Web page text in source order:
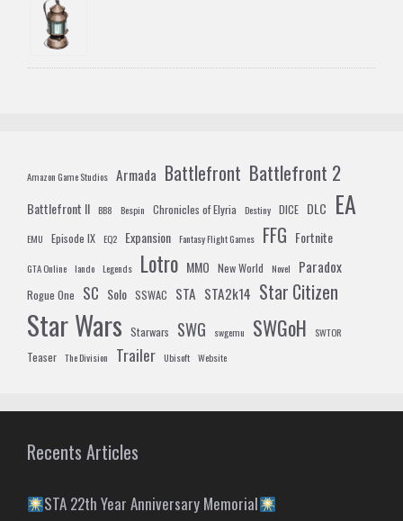
Amazon Game Studios Armada Battlefront Battlefront 2
Battlefront II BB8 Bespin Chronicles of Elyria Destiny DICE DLC EA
EMU Episode IX EQ2 Expansion Fantasy Flight Games FFG Fortnite
GTA Online lando Legends Lotro MMO New World Novel Paradox
Rogue One SC Solo SSWAC STA STA2k14 Star Citizen
Star Wars Starwars SWG swgemu SWGoH SWTOR
Teaser The Division Trailer Ubisoft Website
Recents Articles
STA 22th Year Anniversary Memorial